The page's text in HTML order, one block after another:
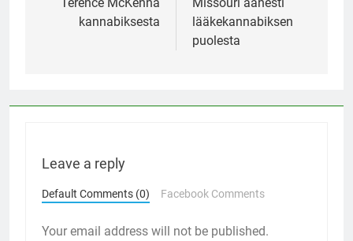
navigation
kannabiksesta
lääkekannabiksen
puolesta
Leave a reply
Default Comments (0) Facebook Comments
Your email address will not be published.